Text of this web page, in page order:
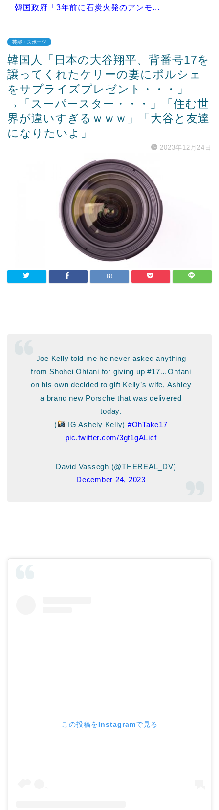
韓国政府「3年前に石炭火発のアンモ...
Powered by livedoor 相互RSS
芸能・スポーツ
韓国人「日本の大谷翔平、背番号17を
譲ってくれたケリーの妻にポルシェ
をサプライズプレゼント・・・」
→「スーパースター・・・」「住む世
界が違いすぎるｗｗｗ」「大谷と友達
になりたいよ」
2023年12月24日
Joe Kelly told me he never asked anything
from Shohei Ohtani for giving up #17…Ohtani
on his own decided to gift Kelly’s wife, Ashley
a brand new Porsche that was delivered
today.
(
IG Ashely Kelly) #OhTake17
pic.twitter.com/3gt1gALicf
— David Vassegh (@THEREAL_DV)
December 24, 2023
この投稿をInstagramで見る